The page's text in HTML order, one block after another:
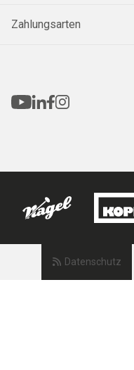
Zahlungsarten
Datenschutz